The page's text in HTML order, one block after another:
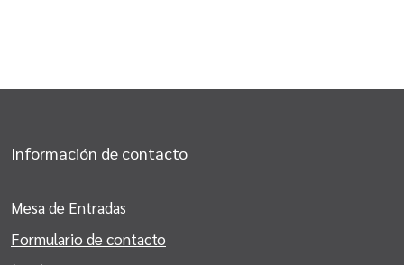
Información de contacto
Mesa de Entradas
Formulario de contacto